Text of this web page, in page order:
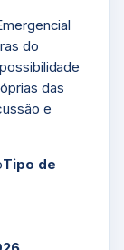
do
das
e
Tipo de